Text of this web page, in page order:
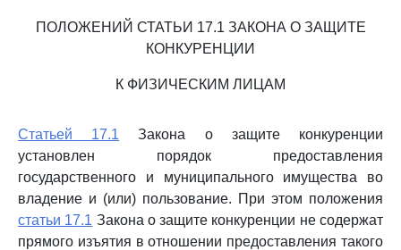
ПОЛОЖЕНИЙ СТАТЬИ 17.1 ЗАКОНА О ЗАЩИТЕ
КОНКУРЕНЦИИ
К ФИЗИЧЕСКИМ ЛИЦАМ
Статьей 17.1 Закона о защите конкуренции
установлен порядок предоставления
государственного и муниципального имущества во
владение и (или) пользование. При этом положения
статьи 17.1 Закона о защите конкуренции не содержат
прямого изъятия в отношении предоставления такого